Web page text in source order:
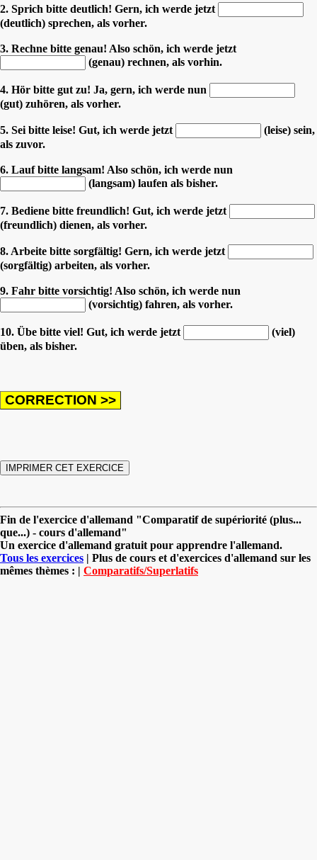
2. Sprich bitte deutlich! Gern, ich werde jetzt
(deutlich) sprechen, als vorher.
3. Rechne bitte genau! Also schön, ich werde jetzt
(genau) rechnen, als vorhin.
4. Hör bitte gut zu! Ja, gern, ich werde nun
(gut) zuhören, als vorher.
5. Sei bitte leise! Gut, ich werde jetzt
(leise) sein,
als zuvor.
6. Lauf bitte langsam! Also schön, ich werde nun
(langsam) laufen als bisher.
7. Bediene bitte freundlich! Gut, ich werde jetzt
(freundlich) dienen, als vorher.
8. Arbeite bitte sorgfältig! Gern, ich werde jetzt
(sorgfältig) arbeiten, als vorher.
9. Fahr bitte vorsichtig! Also schön, ich werde nun
(vorsichtig) fahren, als vorher.
10. Übe bitte viel! Gut, ich werde jetzt
(viel)
üben, als bisher.
Fin de l'exercice d'allemand "Comparatif de supériorité (plus...
que...) - cours d'allemand"
Un exercice d'allemand gratuit pour apprendre l'allemand.
Tous les exercices | Plus de cours et d'exercices d'allemand sur les
mêmes thèmes : | Comparatifs/Superlatifs